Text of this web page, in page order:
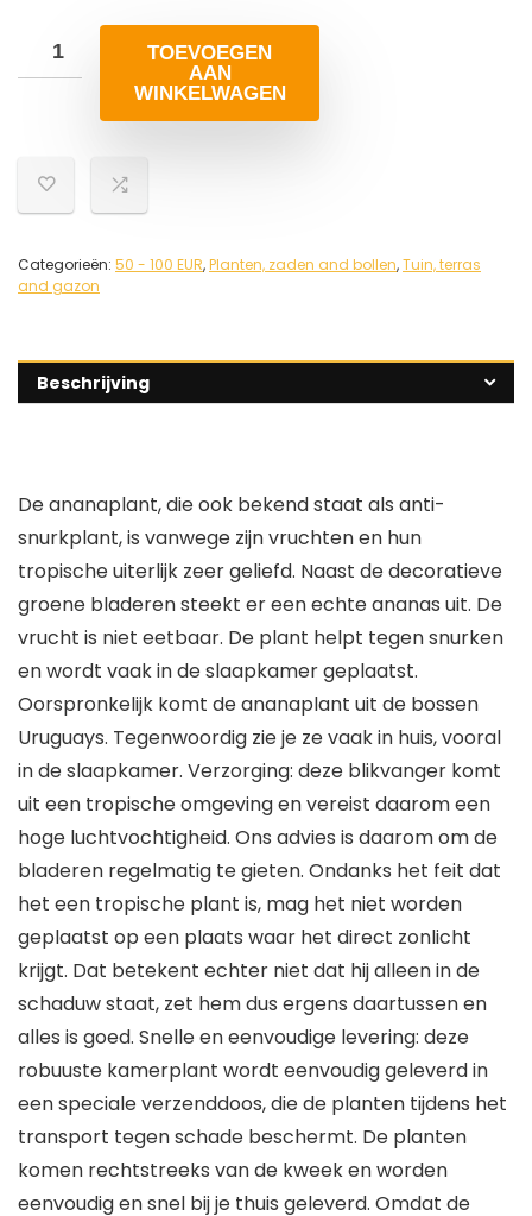
TOEVOEGEN
AAN
WINKELWAGEN
Categorieën: 50 - 100 EUR,Planten, zaden and bollen,Tuin, terras
and gazon
Beschrijving
De ananaplant, die ook bekend staat als anti-
snurkplant, is vanwege zijn vruchten en hun
tropische uiterlijk zeer geliefd. Naast de decoratieve
groene bladeren steekt er een echte ananas uit. De
vrucht is niet eetbaar. De plant helpt tegen snurken
en wordt vaak in de slaapkamer geplaatst.
Oorspronkelijk komt de ananaplant uit de bossen
Uruguays. Tegenwoordig zie je ze vaak in huis, vooral
in de slaapkamer. Verzorging: deze blikvanger komt
uit een tropische omgeving en vereist daarom een
hoge luchtvochtigheid. Ons advies is daarom om de
bladeren regelmatig te gieten. Ondanks het feit dat
het een tropische plant is, mag het niet worden
geplaatst op een plaats waar het direct zonlicht
krijgt. Dat betekent echter niet dat hij alleen in de
schaduw staat, zet hem dus ergens daartussen en
alles is goed. Snelle en eenvoudige levering: deze
robuuste kamerplant wordt eenvoudig geleverd in
een speciale verzenddoos, die de planten tijdens het
transport tegen schade beschermt. De planten
komen rechtstreeks van de kweek en worden
eenvoudig en snel bij je thuis geleverd. Omdat de